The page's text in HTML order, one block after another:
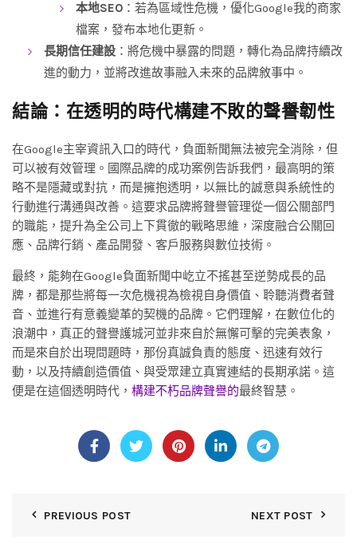
本地SEO ：若為區域性危機，優化Google我的商家
檔案，發布本地化更新。
長期信任建設 ：將危機中暴露的問題，轉化為品牌持續改
進的動力，並將改進故事融入未來的品牌敘事中。
結論：在透明的時代構建不敗的聲譽韌性
在Google主宰資訊入口的時代，負面新聞無法被完全消除，但
可以被有效管理。國際品牌的成功案例告訴我們，最高明的策
略不是隱藏或對抗，而是擁抱透明，以無比的誠意與系統性的
行動進行溝通與改善。這要求品牌將聲譽管理從一個公關部門
的職能，提升為全公司上下貫徹的戰略思維，深度融合公關回
應、品牌行銷、產品開發、客戶服務與數位技術。
最終，能夠在Google負面新聞中屹立不搖甚至逆勢成長的品
牌，都是那些將每一次危機視為檢視自身價值、聆聽消費者聲
音、並進行有意義變革的契機的品牌。它們理解，在數位化的
浪潮中，真正的聲譽護城河並非來自於無懈可擊的完美表象，
而是來自於出現問題時，那份真誠負責的態度、迅速有效行
動，以及持續創造價值、與受眾建立真實連結的長期承諾。這
便是在這個透明時代， 構建不朽品牌聲譽的最終智慧。
PREVIOUS POST NEXT POST